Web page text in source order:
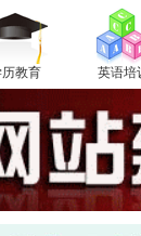
教育 英语培